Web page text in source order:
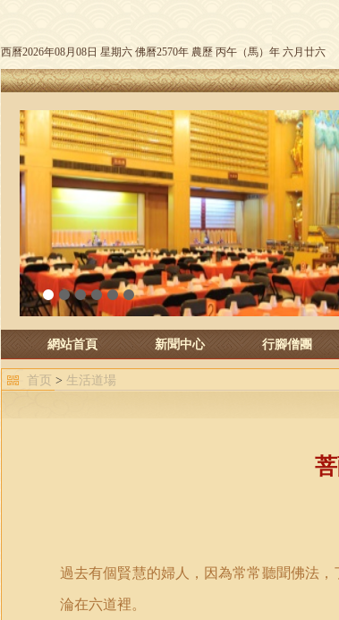
西曆2026年08月08日 星期六 佛曆2570年 農歷 丙午（馬）年 六月廿六
1 2 3 4 5 6
網站首頁 新聞中心 行腳僧團
首页 > 生活道場
過去有個賢慧的婦人，因為常常聽聞佛法
淪在六道裡。